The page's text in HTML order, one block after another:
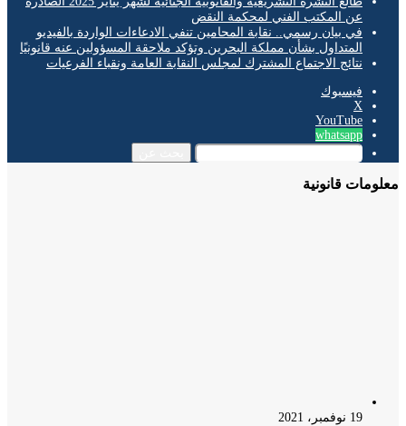
عن المكتب الفني لمحكمة النقض
في بيان رسمي.. نقابة المحامين تنفي الادعاءات الواردة بالفيديو
المتداول بشأن مملكة البحرين وتؤكد ملاحقة المسؤولين عنه قانونيًا
نتائج الاجتماع المشترك لمجلس النقابة العامة ونقباء الفرعيات
فيسبوك
‫YouTube
whatsapp
قانونية